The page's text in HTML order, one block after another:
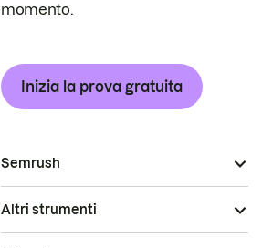
momento.
Inizia la prova gratuita
Semrush
Altri strumenti